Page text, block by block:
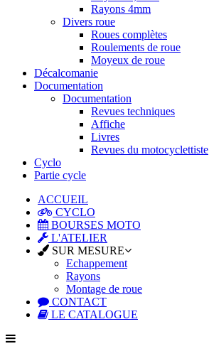
Rayons 4mm
Divers roue
Roues complètes
Roulements de roue
Moyeux de roue
Décalcomanie
Documentation
Documentation
Revues techniques
Affiche
Livres
Revues du motocyclettiste
Cyclo
Partie cycle
ACCUEIL
CYCLO
BOURSES MOTO
L'ATELIER
SUR MESURE
Echappement
Rayons
Montage de roue
CONTACT
LE CATALOGUE